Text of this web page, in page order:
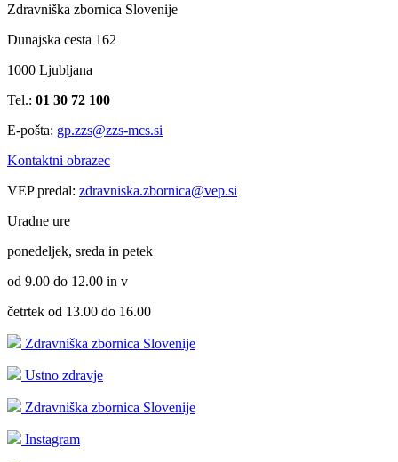
Zdravniška zbornica Slovenije
Dunajska cesta 162
1000 Ljubljana
Tel.: 01 30 72 100
E-pošta: gp.zzs@zzs-mcs.si
Kontaktni obrazec
VEP predal: zdravniska.zbornica@vep.si
Uradne ure
ponedeljek, sreda in petek
od 9.00 do 12.00 in v
četrtek od 13.00 do 16.00
Zdravniška zbornica Slovenije
Ustno zdravje
Zdravniška zbornica Slovenije
Instagram